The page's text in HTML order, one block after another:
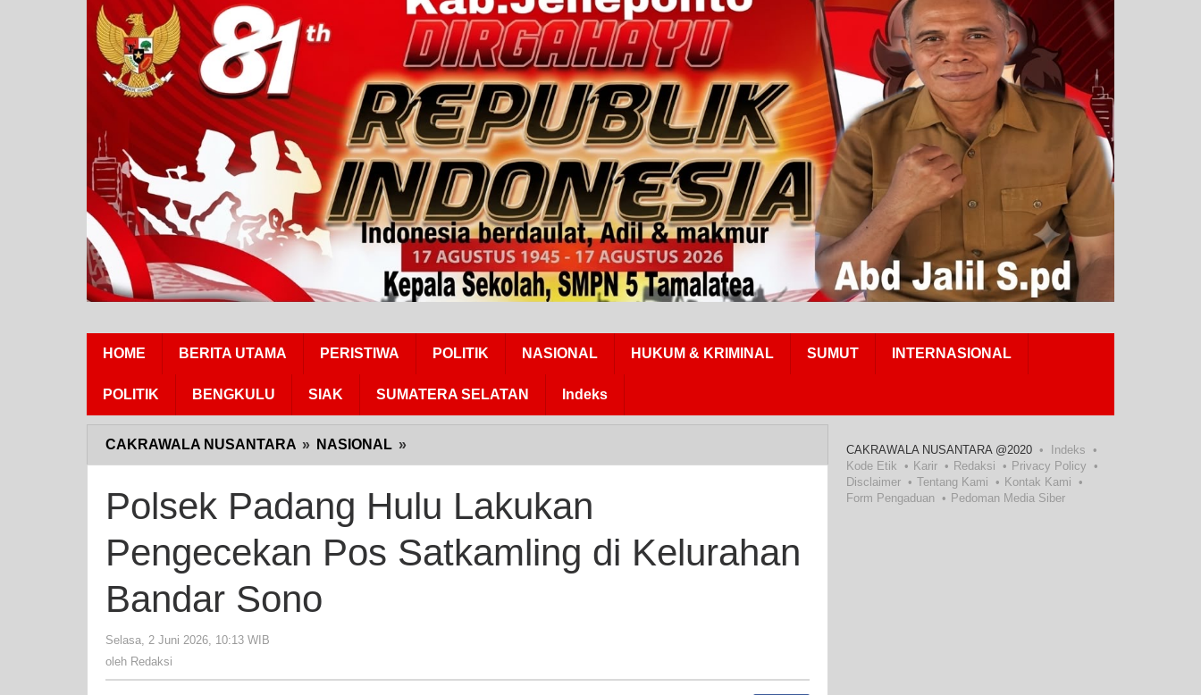
HOME BERITA UTAMA PERISTIWA POLITIK NASIONAL HUKUM & KRIMINAL SUMUT INTERNASIONAL
POLITIK BENGKULU SIAK SUMATERA SELATAN Indeks
CAKRAWALA NUSANTARA » NASIONAL »
Padang
Lakukan
Pos
Polsek Padang Hulu Lakukan
Pengecekan Pos Satkamling di Kelurahan
Bandar Sono
Selasa, 2 Juni 2026, 10:13 WIB
oleh Redaksi
CAKRAWALA NUSANTARA @2020
Indeks
Kode Etik
Karir Redaksi
Privacy Policy
Disclaimer
Tentang Kami
Kontak Kami
Form Pengaduan
Pedoman Media Siber